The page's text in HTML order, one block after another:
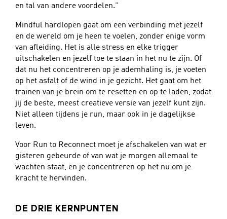
en tal van andere voordelen."
Mindful hardlopen gaat om een verbinding met jezelf
en de wereld om je heen te voelen, zonder enige vorm
van afleiding. Het is alle stress en elke trigger
uitschakelen en jezelf toe te staan in het nu te zijn. Of
dat nu het concentreren op je ademhaling is, je voeten
op het asfalt of de wind in je gezicht. Het gaat om het
trainen van je brein om te resetten en op te laden, zodat
jij de beste, meest creatieve versie van jezelf kunt zijn.
Niet alleen tijdens je run, maar ook in je dagelijkse
leven.
Voor Run to Reconnect moet je afschakelen van wat er
gisteren gebeurde of van wat je morgen allemaal te
wachten staat, en je concentreren op het nu om je
kracht te hervinden.
DE DRIE KERNPUNTEN